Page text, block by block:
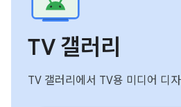
TV 갤러리
TV 갤러리에서 TV용 미디어 디